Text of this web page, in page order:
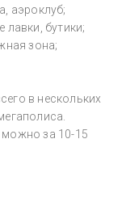
аэроклуб;
лавки, бутики;
зона;
в нескольких
за 10-15